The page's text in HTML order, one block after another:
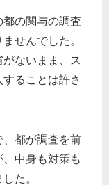
の関与の調査
せんでした。
ないまま、ス
ることは許さ
都が調査を前
中身も対策も
た。